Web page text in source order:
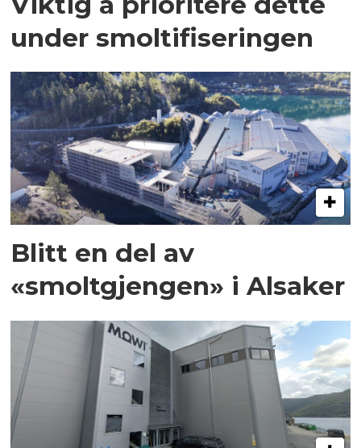
under smoltifiseringen
Blitt en del av
«smoltgjengen» i Alsaker